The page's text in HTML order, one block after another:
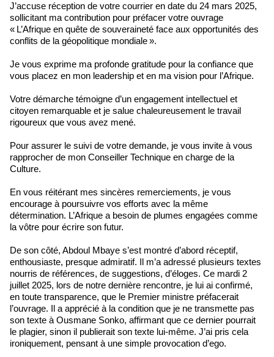
J’accuse réception de votre courrier en date du 24 mars 2025,
sollicitant ma contribution pour préfacer votre ouvrage
« L’Afrique en quête de souveraineté face aux opportunités des
conflits de la géopolitique mondiale ».
Je vous exprime ma profonde gratitude pour la confiance que
vous placez en mon leadership et en ma vision pour l’Afrique.
Votre démarche témoigne d’un engagement intellectuel et
citoyen remarquable et je salue chaleureusement le travail
rigoureux que vous avez mené.
Pour assurer le suivi de votre demande, je vous invite à vous
rapprocher de mon Conseiller Technique en charge de la
Culture.
En vous réitérant mes sincères remerciements, je vous
encourage à poursuivre vos efforts avec la même
détermination. L’Afrique a besoin de plumes engagées comme
la vôtre pour écrire son futur.
De son côté, Abdoul Mbaye s’est montré d’abord réceptif,
enthousiaste, presque admiratif. Il m’a adressé plusieurs textes
nourris de références, de suggestions, d’éloges. Ce mardi 2
juillet 2025, lors de notre dernière rencontre, je lui ai confirmé,
en toute transparence, que le Premier ministre préfacerait
l’ouvrage. Il a apprécié à la condition que je ne transmette pas
son texte à Ousmane Sonko, affirmant que ce dernier pourrait
le plagier, sinon il publierait son texte lui-même. J’ai pris cela
ironiquement, pensant à une simple provocation d’ego.